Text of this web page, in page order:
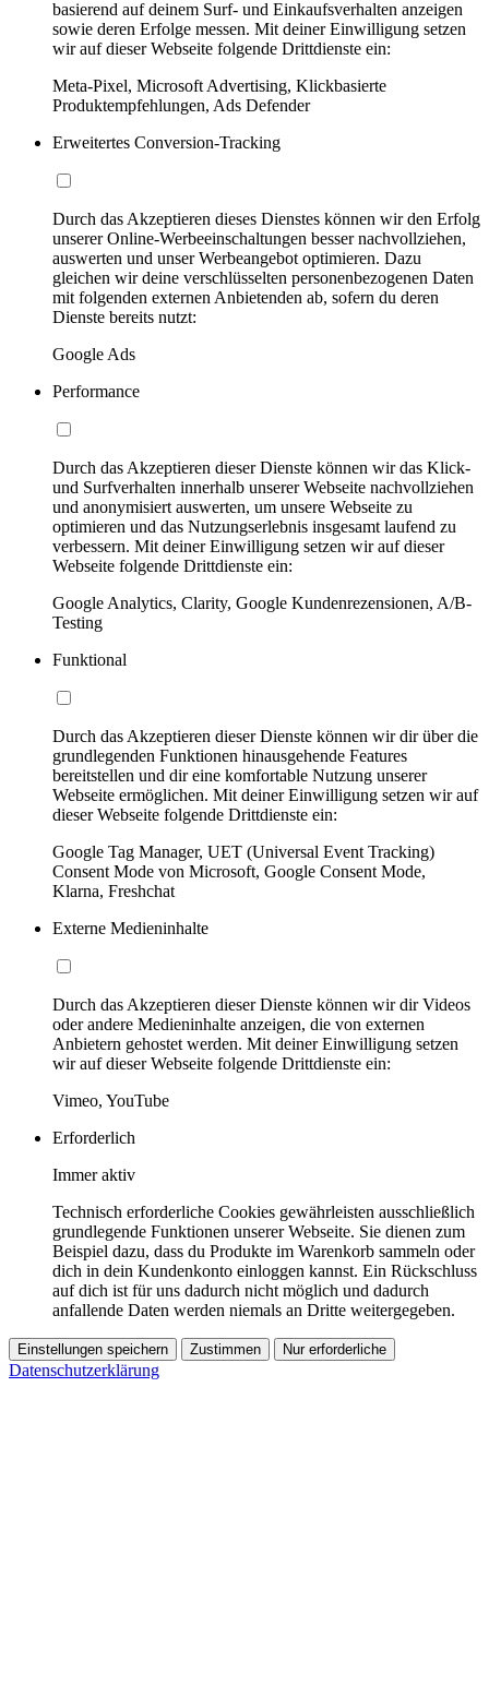
basierend auf deinem Surf- und Einkaufsverhalten anzeigen
sowie deren Erfolge messen. Mit deiner Einwilligung setzen
wir auf dieser Webseite folgende Drittdienste ein:
Meta-Pixel, Microsoft Advertising, Klickbasierte
Produktempfehlungen, Ads Defender
Erweitertes Conversion-Tracking
Durch das Akzeptieren dieses Dienstes können wir den Erfolg
unserer Online-Werbeeinschaltungen besser nachvollziehen,
auswerten und unser Werbeangebot optimieren. Dazu
gleichen wir deine verschlüsselten personenbezogenen Daten
mit folgenden externen Anbietenden ab, sofern du deren
Dienste bereits nutzt:
Google Ads
Performance
Durch das Akzeptieren dieser Dienste können wir das Klick-
und Surfverhalten innerhalb unserer Webseite nachvollziehen
und anonymisiert auswerten, um unsere Webseite zu
optimieren und das Nutzungserlebnis insgesamt laufend zu
verbessern. Mit deiner Einwilligung setzen wir auf dieser
Webseite folgende Drittdienste ein:
Google Analytics, Clarity, Google Kundenrezensionen, A/B-
Testing
Funktional
Durch das Akzeptieren dieser Dienste können wir dir über die
grundlegenden Funktionen hinausgehende Features
bereitstellen und dir eine komfortable Nutzung unserer
Webseite ermöglichen. Mit deiner Einwilligung setzen wir auf
dieser Webseite folgende Drittdienste ein:
Google Tag Manager, UET (Universal Event Tracking)
Consent Mode von Microsoft, Google Consent Mode,
Klarna, Freshchat
Externe Medieninhalte
Durch das Akzeptieren dieser Dienste können wir dir Videos
oder andere Medieninhalte anzeigen, die von externen
Anbietern gehostet werden. Mit deiner Einwilligung setzen
wir auf dieser Webseite folgende Drittdienste ein:
Vimeo, YouTube
Erforderlich
Immer aktiv
Technisch erforderliche Cookies gewährleisten ausschließlich
grundlegende Funktionen unserer Webseite. Sie dienen zum
Beispiel dazu, dass du Produkte im Warenkorb sammeln oder
dich in dein Kundenkonto einloggen kannst. Ein Rückschluss
auf dich ist für uns dadurch nicht möglich und dadurch
anfallende Daten werden niemals an Dritte weitergegeben.
Einstellungen speichern Zustimmen Nur erforderliche
Datenschutzerklärung